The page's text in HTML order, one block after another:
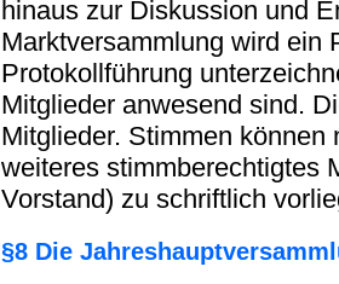
hinaus zur Diskussion und
Marktversammlung wird ein
Protokollführung
Mitglieder anwesend sind.
Mitglieder. Stimmen
weiteres stimmberechtigtes
Vorstand) zu schriftlich
§8 Die